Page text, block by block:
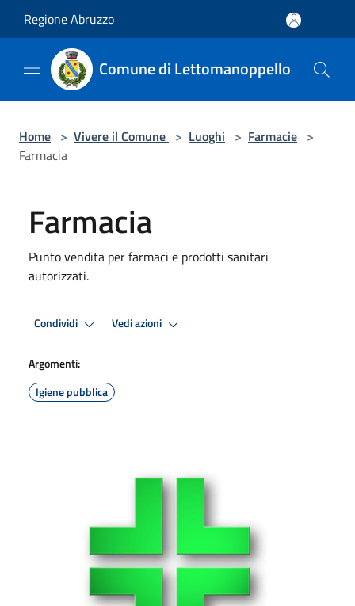
Regione Abruzzo
Comune di Lettomanoppello
Home > Vivere il Comune > Luoghi > Farmacie >
Farmacia
Farmacia
Punto vendita per farmaci e prodotti sanitari
autorizzati.
Condividi Vedi azioni
Argomenti:
Igiene pubblica